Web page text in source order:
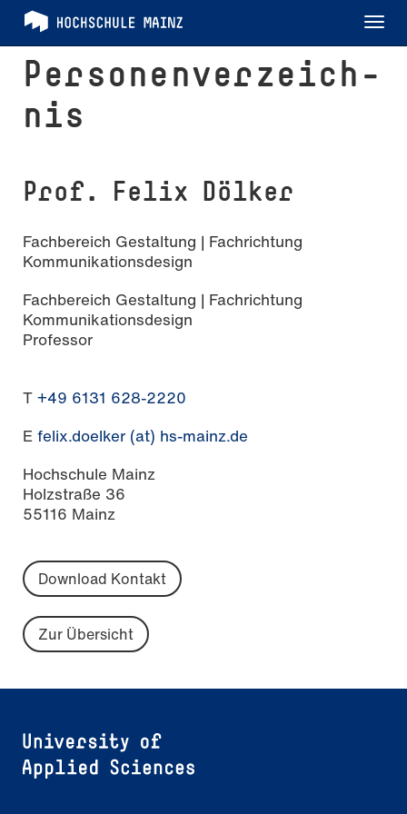
Per­so­nen­ver­zeich­
nis
Prof. Felix Dölker
Fachbereich Gestaltung | Fachrichtung
Kommunikationsdesign
Fachbereich Gestaltung | Fachrichtung
Kommunikationsdesign
Professor
T +49 6131 628-2220
E felix.doelker (at) hs-mainz.de
Hochschule Mainz
Holzstraße 36
55116 Mainz
Download Kontakt
Zur Übersicht